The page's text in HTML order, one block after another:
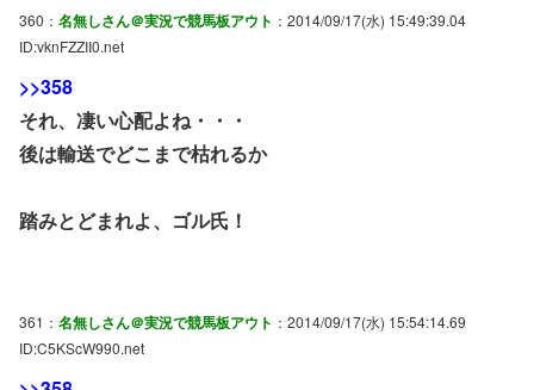
360： 名無しさん＠実況で競馬板アウト ：2014/09/17(水) 15:49:39.04
ID:vknFZZII0.net
>>358
それ、凄い心配よね・・・
後は輸送でどこまで枯れるか
踏みとどまれよ、ゴル氏！
361： 名無しさん＠実況で競馬板アウト ：2014/09/17(水) 15:54:14.69
ID:C5KScW990.net